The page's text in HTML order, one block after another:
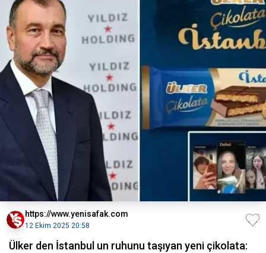
https://www.yenisafak.com
12 Ekim 2025 20:58
Ülker den İstanbul un ruhunu taşıyan yeni çikolata: